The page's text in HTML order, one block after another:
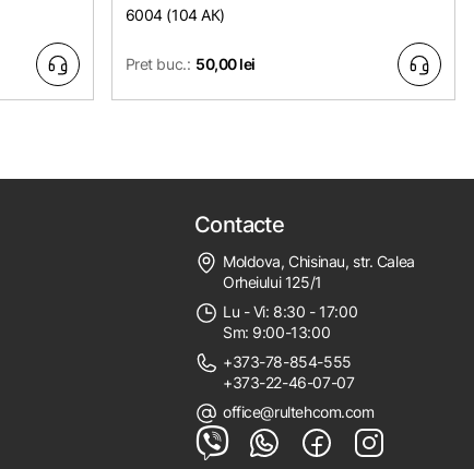
6004 (104 АК)
Pret buc.: 50,00 lei
Contacte
Moldova, Chisinau, str. Calea
Orheiului 125/1
Lu - Vi: 8:30 - 17:00
Sm: 9:00-13:00
+373-78-854-555
+373-22-46-07-07
office@rultehcom.com